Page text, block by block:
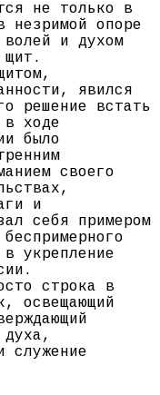
не только в
незримой опоре
и духом
щит.
явился
решение встать
в ходе
было
своего
и
себя примером
укрепление
строка в
освещающий
духа,
служение